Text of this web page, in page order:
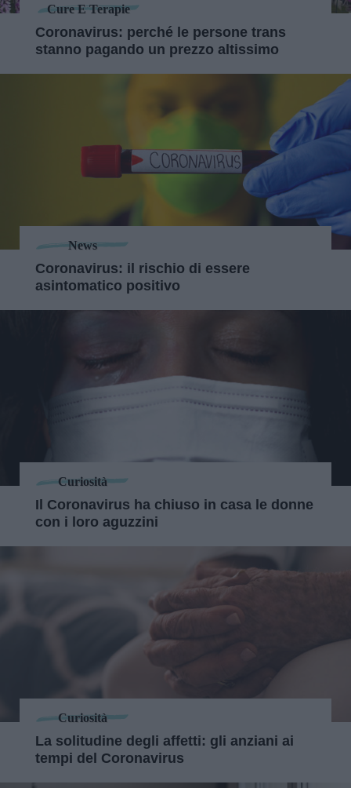
Cure E Terapie
Coronavirus: perché le persone trans
stanno pagando un prezzo altissimo
News
Coronavirus: il rischio di essere
asintomatico positivo
Curiosità
Il Coronavirus ha chiuso in casa le donne
con i loro aguzzini
Curiosità
La solitudine degli affetti: gli anziani ai
tempi del Coronavirus